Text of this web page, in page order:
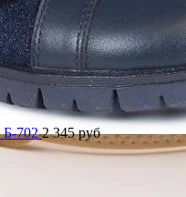
Б-7022 345руб